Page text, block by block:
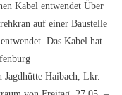
Kabel entwendet Über
auf einer Baustelle
Das Kabel hat
Jagdhütte Haibach, Lkr.